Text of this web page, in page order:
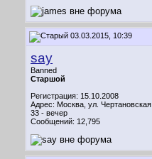
03.03.2015, 10:39
say
Banned
Старшой
Регистрация: 15.10.2008
Адрес: Москва, ул. Чертановская,
33 - вечер
Сообщений: 12,795